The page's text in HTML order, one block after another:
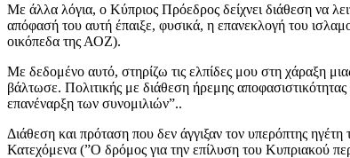
Με άλλα λόγια, ο Κύπριος Πρόεδρος δείχνει διάθεση να
απόφασή του αυτή έπαιξε, φυσικά, η επανεκλογή του
οικόπεδα της ΑΟΖ).
Με δεδομένο αυτό, στηρίζω τις ελπίδες μου στη χάραξη
βάλτωσε. Πολιτικής με διάθεση ήρεμης
επανέναρξη των συνομιλιών”..
Διάθεση και πρόταση που δεν άγγιξαν τον υπερόπτης
Κατεχόμενα (”Ο δρόμος για την επίλυση του Κυπριακού